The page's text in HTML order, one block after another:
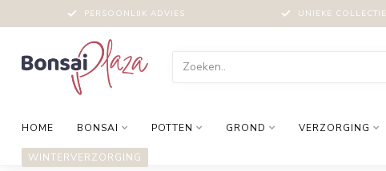
PERSOONLIJK ADVIES UNIEKE COLLECTIE
HOME BONSAI POTTEN GROND VERZORGING
WINTERVERZORGING